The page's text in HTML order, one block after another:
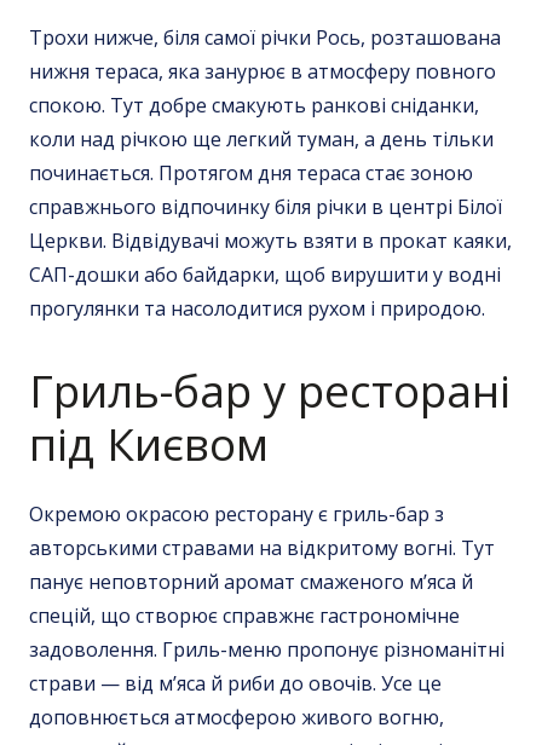
Трохи нижче, біля самої річки Рось, розташована
нижня тераса, яка занурює в атмосферу повного
спокою. Тут добре смакують ранкові сніданки,
коли над річкою ще легкий туман, а день тільки
починається. Протягом дня тераса стає зоною
справжнього відпочинку біля річки в центрі Білої
Церкви. Відвідувачі можуть взяти в прокат каяки,
САП-дошки або байдарки, щоб вирушити у водні
прогулянки та насолодитися рухом і природою.
Гриль-бар у ресторані
під Києвом
Окремою окрасою ресторану є гриль-бар з
авторськими стравами на відкритому вогні. Тут
панує неповторний аромат смаженого м’яса й
спецій, що створює справжнє гастрономічне
задоволення. Гриль-меню пропонує різноманітні
страви — від м’яса й риби до овочів. Усе це
доповнюється атмосферою живого вогню,